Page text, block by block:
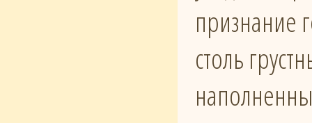
признание
столь